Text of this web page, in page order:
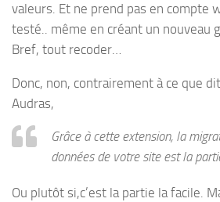
valeurs. Et ne prend pas en compte
testé.. même en créant un nouveau
Bref, tout recoder…
Donc, non, contrairement à ce que
Audras,
Grâce à cette extension, la
données de votre site est la
Ou plutôt si,c’est la partie la facile.